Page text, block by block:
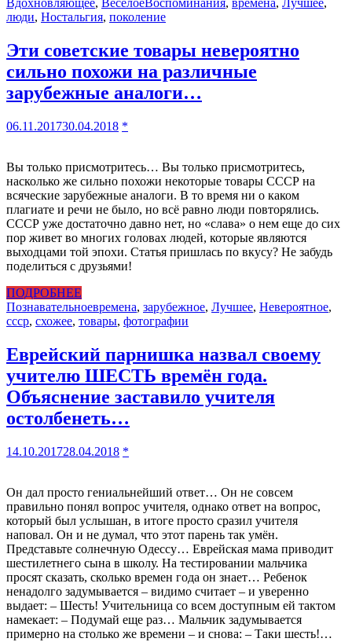
Вдохновляющее, ВесёлоеВоспоминания, времена, Лучшее,
люди, Ностальгия, поколение
Эти советские товары невероятно
сильно похожи на различные
зарубежные аналоги…
06.11.201730.04.2018 *
Вы только присмотритесь… Вы только присмотритесь,
насколько же сильно похожи некоторые товары СССР на
всяческие зарубежные аналоги. В то время ни о каком
плагиате и речи не было, но всё равно люди повторялись.
СССР уже достаточно давно нет, но «слава» о нем еще до сих
пор живет во многих головах людей, которые являются
выходцами той эпохи. Статья пришлась по вкусу? Не забудь
поделиться с друзьями!
ПОДРОБНЕЕ
Познавательноевремена, зарубежное, Лучшее, Невероятное,
ссср, схожее, товары, фотографии
Еврейский парнишка назвал своему
учителю ШЕСТЬ времён года.
Объяснение заставило учителя
остолбенеть…
14.10.201728.04.2018 *
Он дал просто гениальнейший ответ… Он не совсем
правильно понял вопрос учителя, однако ответ на вопрос,
который был услышан, в итоге просто сразил учителя
наповал. Он и не думал, что этот парень так умён.
Представьте солнечную Одессу… Еврейская мама приводит
шестилетнего сына в школу. На тестировании мальчика
просят сказать, сколько времен года он знает… Ребенок
ненадолго задумывается – видимо считает – и уверенно
выдает: – Шесть! Учительница со всем доступным ей тактом
намекает: – Подумай еще раз… Мальчик задумывается
примерно на столько же времени – и снова: – Таки шесть!…